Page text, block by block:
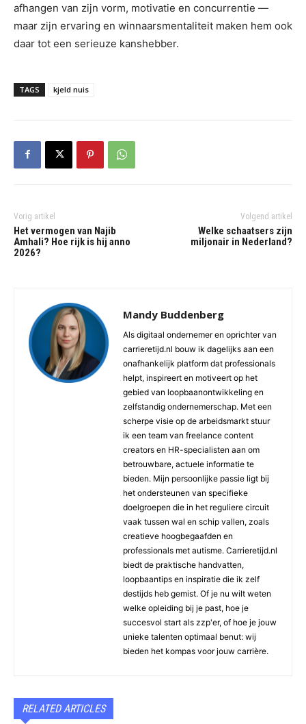
afhangen van zijn vorm, motivatie en concurrentie —
maar zijn ervaring en winnaarsmentaliteit maken hem ook
daar tot een serieuze kanshebber.
TAGS kjeld nuis
Vorig artikel
Het vermogen van Najib
Amhali? Hoe rijk is hij anno
2026?
Volgend artikel
Welke schaatsers zijn
miljonair in Nederland?
Mandy Buddenberg
Als digitaal ondernemer en oprichter van
carrieretijd.nl bouw ik dagelijks aan een
onafhankelijk platform dat professionals
helpt, inspireert en motiveert op het
gebied van loopbaanontwikkeling en
zelfstandig ondernemerschap. Met een
scherpe visie op de arbeidsmarkt stuur
ik een team van freelance content
creators en HR-specialisten aan om
betrouwbare, actuele informatie te
bieden. Mijn persoonlijke passie ligt bij
het ondersteunen van specifieke
doelgroepen die in het reguliere circuit
vaak tussen wal en schip vallen, zoals
creatieve hoogbegaafden en
professionals met autisme. Carrieretijd.nl
biedt de praktische handvatten,
loopbaantips en inspiratie die ik zelf
destijds heb gemist. Of je nu wilt weten
welke opleiding bij je past, hoe je
succesvol start als zzp'er, of hoe je jouw
unieke talenten optimaal benut: wij
bieden het kompas voor jouw carrière.
RELATED ARTICLES